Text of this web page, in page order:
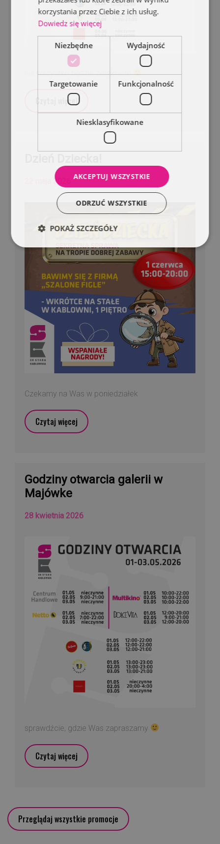
nie wszystko będzie zamknięte
Czytaj więcej
22 maja 2026
Czekamy na Was w poniedziałek
Czytaj więcej
Godziny otwarcia galerii w
Majówke
28 kwietnia 2026
sprawdźcie, gdzie Was zapraszamy
Czytaj więcej
Przeglądaj wszystkie promocje
korzystania przez Ciebie z ich usług.
Dowiedz się więcej
Niezbędne Wydajność
Targetowanie Funkcjonalność
Niesklasyfikowane
AKCEPTUJ WSZYSTKIE
ODRZUĆ WSZYSTKIE
POKAŻ SZCZEGÓŁY